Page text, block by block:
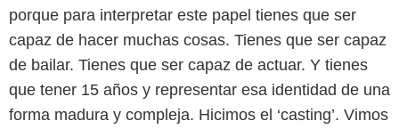
porque para interpretar este papel tienes que ser
capaz de hacer muchas cosas. Tienes que ser capaz
de bailar. Tienes que ser capaz de actuar. Y tienes
que tener 15 años y representar esa identidad de una
forma madura y compleja. Hicimos el ‘casting’. Vimos